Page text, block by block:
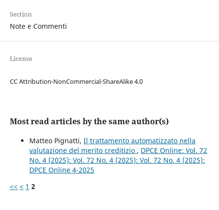
Section
Note e Commenti
License
CC Attribution-NonCommercial-ShareAlike 4.0
Most read articles by the same author(s)
Matteo Pignatti, Il trattamento automatizzato nella
valutazione del merito creditizio , DPCE Online: Vol. 72
No. 4 (2025): Vol. 72 No. 4 (2025): Vol. 72 No. 4 (2025):
DPCE Online 4-2025
<< < 1 2